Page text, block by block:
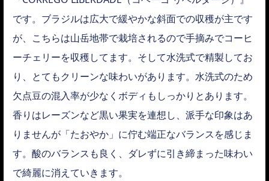
です。ブラジルは広大で緩やかな斜面での収穫が主です
が、こちらは山岳地帯で栽培されるので手摘みでコーヒ
ーチェリーを収穫してます。そして水洗式で精製してお
り、とてもクリーンな味わいがあります。水洗式のため
欠点豆の混入率が少なくボディもしっかりとあります。
香りはレーズンなど黒い果実を連想し、派手な印象はあ
りませんが「たおやか」に佇む端正なバランスを感じま
す。酸のバランスも良く、ダレずに引き締まった味わい
で綺麗に消えていきます。